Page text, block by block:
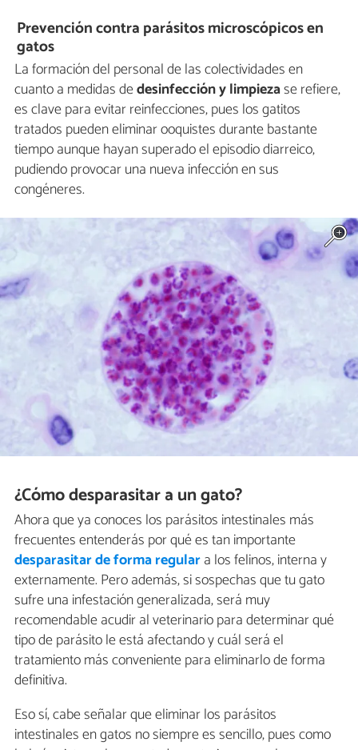
Prevención contra parásitos microscópicos en
gatos
La formación del personal de las colectividades en
cuanto a medidas dedesinfección y limpiezase refiere,
es clave para evitar reinfecciones, pues los gatitos
tratados pueden eliminar ooquistes durante bastante
tiempo aunque hayan superado el episodio diarreico,
pudiendo provocar una nueva infección en sus
congéneres.
¿Cómo desparasitar a un gato?
Ahora que ya conoces los parásitos intestinales más
frecuentes entenderás por qué es tan importante
desparasitar de forma regulara los felinos, interna y
externamente. Pero además, si sospechas que tu gato
sufre una infestación generalizada, será muy
recomendable acudir al veterinario para determinar qué
tipo de parásito le está afectando y cuál será el
tratamiento más conveniente para eliminarlo de forma
definitiva.
Eso sí, cabe señalar que eliminar los parásitos
intestinales en gatos no siempre es sencillo, pues como